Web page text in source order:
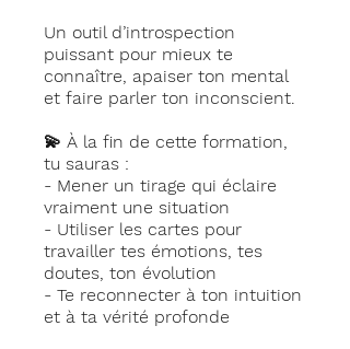
Un outil d’introspection
puissant pour mieux te
connaître, apaiser ton mental
et faire parler ton inconscient.
💫 À la fin de cette formation,
tu sauras :
- Mener un tirage qui éclaire
vraiment une situation
- Utiliser les cartes pour
travailler tes émotions, tes
doutes, ton évolution
- Te reconnecter à ton intuition
et à ta vérité profonde